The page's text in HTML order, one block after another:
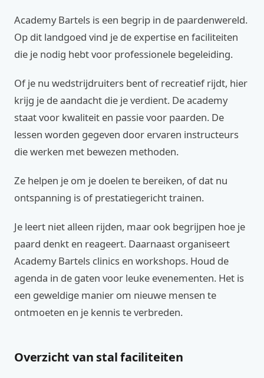
Academy Bartels is een begrip in de paardenwereld.
Op dit landgoed vind je de expertise en faciliteiten
die je nodig hebt voor professionele begeleiding.
Of je nu wedstrijdruiters bent of recreatief rijdt, hier
krijg je de aandacht die je verdient. De academy
staat voor kwaliteit en passie voor paarden. De
lessen worden gegeven door ervaren instructeurs
die werken met bewezen methoden.
Ze helpen je om je doelen te bereiken, of dat nu
ontspanning is of prestatiegericht trainen.
Je leert niet alleen rijden, maar ook begrijpen hoe je
paard denkt en reageert. Daarnaast organiseert
Academy Bartels clinics en workshops. Houd de
agenda in de gaten voor leuke evenementen. Het is
een geweldige manier om nieuwe mensen te
ontmoeten en je kennis te verbreden.
Overzicht van stal faciliteiten